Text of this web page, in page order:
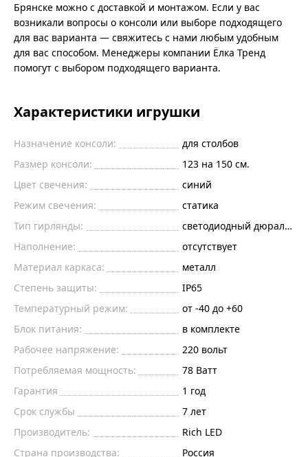
Брянске можно с доставкой и монтажом. Если у вас
возникали вопросы о консоли или выборе подходящего
для вас варианта — свяжитесь с нами любым удобным
для вас способом. Менеджеры компании Ёлка Тренд
помогут с выбором подходящего варианта.
Характеристики игрушки
Назначение консоли:
для столбов
Размер консоли:
123 на 150 см.
Цвет свечения:
синий
Режим свечения:
статика
Тип гирлянды:
светодиодный дюралайт
Наполнение:
отсутствует
Материал каркаса:
металл
Степень защиты:
IP65
Температурный режим:
от -40 до +60
Блок питания:
в комплекте
Рабочее напряжение:
220 вольт
Потребляемая мощность:
78 Ватт
Гарантия
1 год
Срок службы
7 лет
Производитель:
Rich LED
Страна производства:
Россия